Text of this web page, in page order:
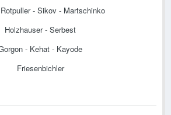
- Sikov - Martschinko
Holzhauser - Serbest
- Kehat - Kayode
Friesenbichler